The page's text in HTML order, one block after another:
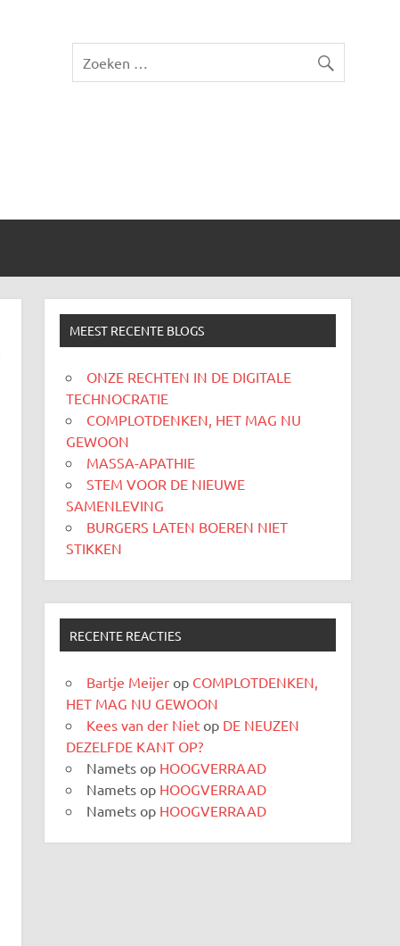
MEEST RECENTE BLOGS
ONZE RECHTEN IN DE DIGITALE
TECHNOCRATIE
COMPLOTDENKEN, HET MAG NU
GEWOON
MASSA-APATHIE
STEM VOOR DE NIEUWE
SAMENLEVING
BURGERS LATEN BOEREN NIET
STIKKEN
RECENTE REACTIES
Bartje Meijer op COMPLOTDENKEN,
HET MAG NU GEWOON
Kees van der Niet op DE NEUZEN
DEZELFDE KANT OP?
Namets op HOOGVERRAAD
Namets op HOOGVERRAAD
Namets op HOOGVERRAAD